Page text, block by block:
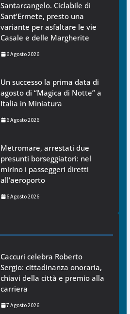
Santarcangelo. Ciclabile di
Sant’Ermete, presto una
variante per asfaltare le vie
Casale e delle Margherite
6 Agosto 2026
Un successo la prima data di
agosto di “Magica di Notte” a
Italia in Miniatura
6 Agosto 2026
Metromare, arrestati due
presunti borseggiatori: nel
mirino i passeggeri diretti
all’aeroporto
6 Agosto 2026
Caccuri celebra Roberto
Sergio: cittadinanza onoraria,
chiavi della città e premio alla
carriera
7 Agosto 2026